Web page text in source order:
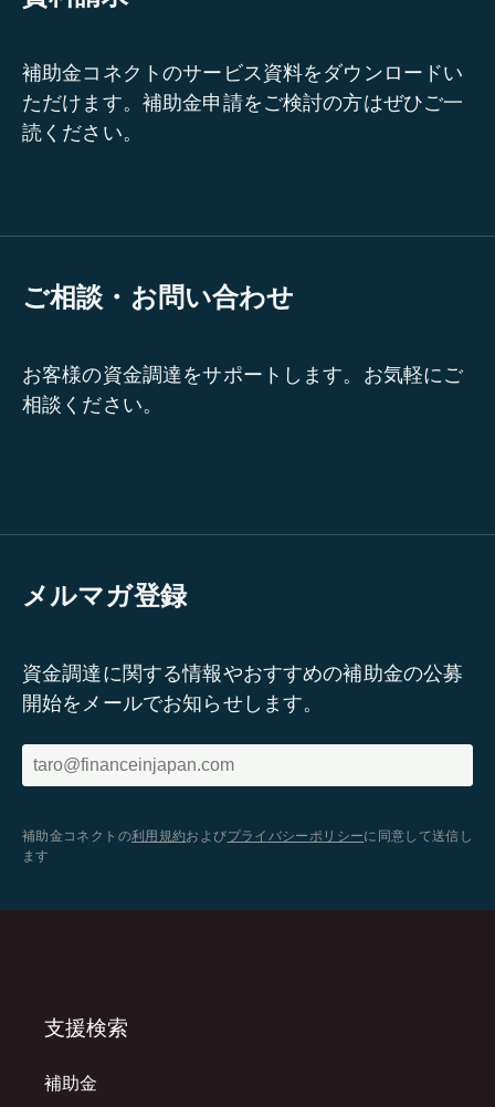
補助金コネクトのサービス資料をダウンロードい
ただけます。補助金申請をご検討の方はぜひご一
読ください。
ご相談・お問い合わせ
お客様の資金調達をサポートします。お気軽にご
相談ください。
メルマガ登録
資金調達に関する情報やおすすめの補助金の公募
開始をメールでお知らせします。
補助金コネクトの利用規約およびプライバシーポリシーに同意して送信し
ます
支援検索
補助金